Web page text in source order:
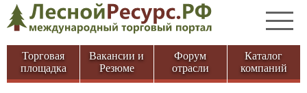
Торговая
площадка
Вакансии и
Резюме
Форум
отрасли
Каталог
компаний